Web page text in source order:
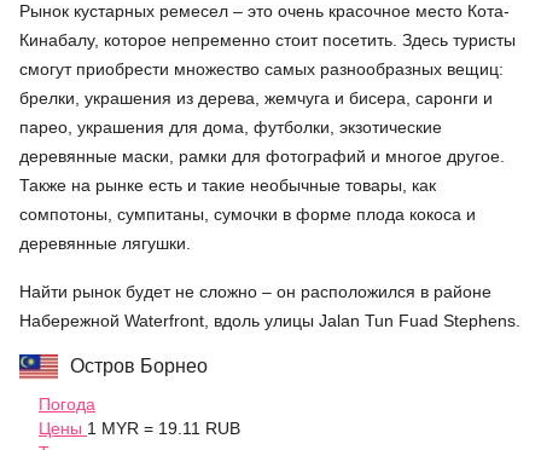
Рынок кустарных ремесел – это очень красочное место Кота-
Кинабалу, которое непременно стоит посетить. Здесь туристы
смогут приобрести множество самых разнообразных вещиц:
брелки, украшения из дерева, жемчуга и бисера, саронги и
парео, украшения для дома, футболки, экзотические
деревянные маски, рамки для фотографий и многое другое.
Также на рынке есть и такие необычные товары, как
сомпотоны, сумпитаны, сумочки в форме плода кокоса и
деревянные лягушки.
Найти рынок будет не сложно – он расположился в районе
Набережной Waterfront, вдоль улицы Jalan Tun Fuad Stephens.
Остров Борнео
Погода
Цены 1 MYR = 19.11 RUB